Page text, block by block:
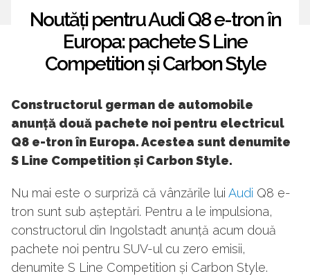
Noutăți pentru Audi Q8 e-tron în
Europa: pachete S Line
Competition și Carbon Style
Constructorul german de automobile
anunță două pachete noi pentru electricul
Q8 e-tron în Europa. Acestea sunt denumite
S Line Competition și Carbon Style.
Nu mai este o surpriză că vânzările lui Audi Q8 e-
tron sunt sub așteptări. Pentru a le impulsiona,
constructorul din Ingolstadt anunță acum două
pachete noi pentru SUV-ul cu zero emisii,
denumite S Line Competition și Carbon Style.